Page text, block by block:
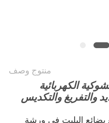
منتوج وصف
الكهربائية
والتفريغ والتكديس
بضائع البليت في ورشة